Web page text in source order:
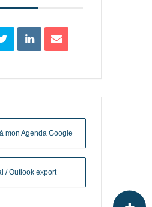
mon Agenda Google
/ Outlook export